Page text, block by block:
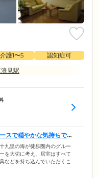
護1〜5
認知症可
見駅
スで穏やかな気持ちで生
九里の海が徒歩圏内のグルー
を大切に考え、居室はすべて
などを持ち込んでいただくこ